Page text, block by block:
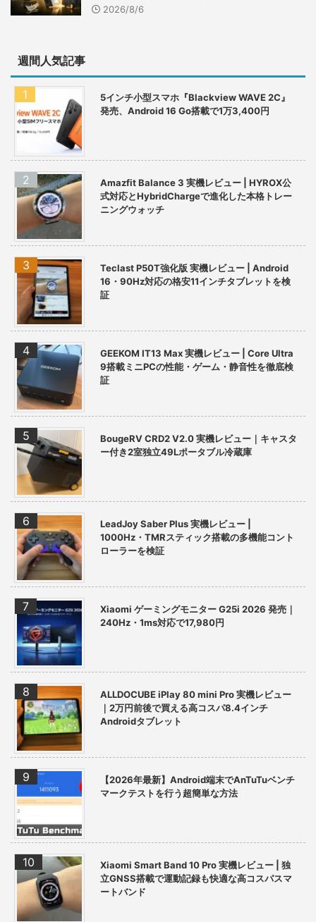
2026/8/6
週間人気記事
5インチ小型スマホ『Blackview WAVE 2C』
発売、Android 16 Go搭載で1万3,400円
Amazfit Balance 3 実機レビュー | HYROX公
式対応とHybridChargeで進化した本格トレー
ニングウォッチ
Teclast P50T強化版 実機レビュー | Android
16・90Hz対応の格安11インチタブレットを検
証
GEEKOM IT13 Max 実機レビュー | Core Ultra
9搭載ミニPCの性能・ゲーム・静音性を徹底検
証
BougeRV CRD2 V2.0 実機レビュー｜キャスタ
ー付き2室独立49Lポータブル冷蔵庫
LeadJoy Saber Plus 実機レビュー |
1000Hz・TMRスティック搭載の多機能コント
ローラーを検証
Xiaomi ゲーミングモニター G25i 2026 発売｜
240Hz・1ms対応で17,980円
ALLDOCUBE iPlay 80 mini Pro 実機レビュー
｜2万円前後で買える高コスパ8.4インチ
Androidタブレット
【2026年最新】Android端末でAnTuTuベンチ
マークテストを行う超簡単な方法
Xiaomi Smart Band 10 Pro 実機レビュー | 独
立GNSS搭載で運動記録も快適な高コスパスマ
ートバンド